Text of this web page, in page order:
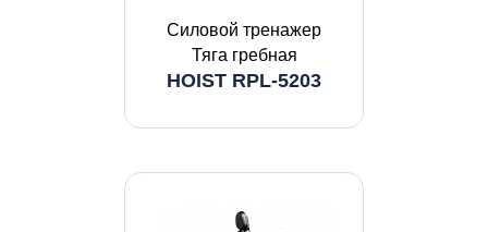
Силовой тренажер
Тяга гребная
HOIST RPL-5203